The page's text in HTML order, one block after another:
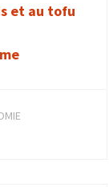
et au tofu